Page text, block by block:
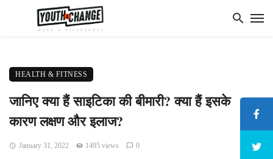
HEALTH & FITNESS
जानिए क्या हैं साइटिका की बीमारी? क्या हैं इसके
कारण लक्षण और इलाज?
January 31, 2022 1495 views 0